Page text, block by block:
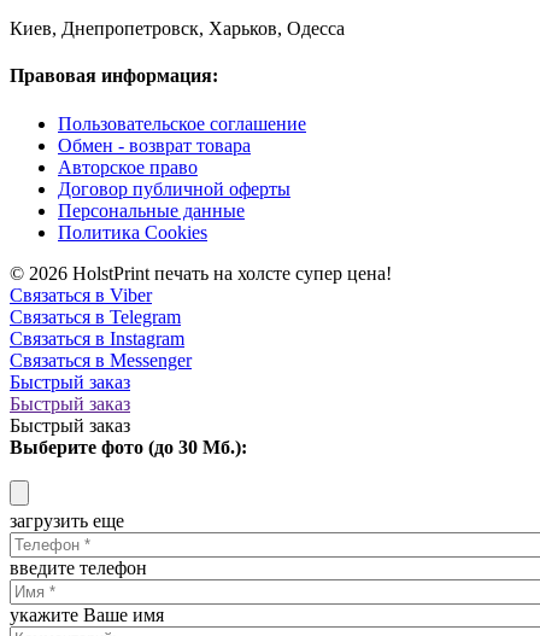
Киев, Днепропетровск, Харьков, Одесса
Правовая информация:
Пользовательское соглашение
Обмен - возврат товара
Авторское право
Договор публичной оферты
Персональные данные
Политика Cookies
© 2026 HolstPrint печать на холсте супер цена!
Связаться в Viber
Связаться в Telegram
Связаться в Instagram
Связаться в Messenger
Быстрый заказ
Быстрый заказ
Быстрый заказ
Выберите фото (до 30 Мб.):
загрузить еще
введите телефон
укажите Ваше имя